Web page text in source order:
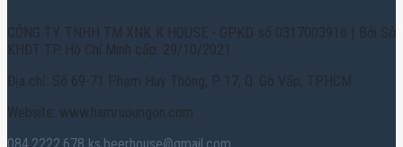
CÔNG TY TNHH TM XNK K HOUSE - GPKD số 0317003916 | Bởi Sở
KHĐT TP. Hồ Chí Minh cấp: 29/10/2021
Địa chỉ: Số 69-71 Phạm Huy Thông, P. 17, Q. Gò Vấp, TPHCM
Website: www.hamruoungon.com